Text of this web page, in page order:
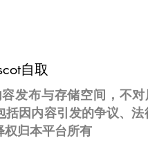
自取
容发布与存储空间，不
因内容引发的争议、
权归本平台所有